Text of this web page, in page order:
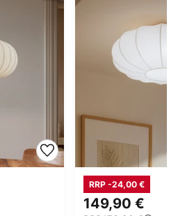
149,90 €
RRP -24,00 €